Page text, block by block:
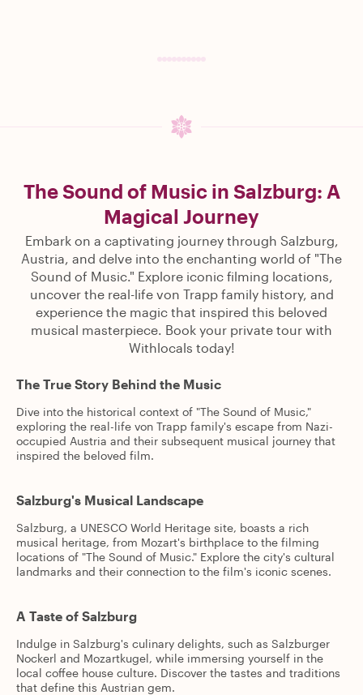
The Sound of Music in Salzburg: A
Magical Journey
Embark on a captivating journey through Salzburg,
Austria, and delve into the enchanting world of "The
Sound of Music." Explore iconic filming locations,
uncover the real-life von Trapp family history, and
experience the magic that inspired this beloved
musical masterpiece. Book your private tour with
Withlocals today!
The True Story Behind the Music
Dive into the historical context of "The Sound of Music,"
exploring the real-life von Trapp family's escape from Nazi-
occupied Austria and their subsequent musical journey that
inspired the beloved film.
Salzburg's Musical Landscape
Salzburg, a UNESCO World Heritage site, boasts a rich
musical heritage, from Mozart's birthplace to the filming
locations of "The Sound of Music." Explore the city's cultural
landmarks and their connection to the film's iconic scenes.
A Taste of Salzburg
Indulge in Salzburg's culinary delights, such as Salzburger
Nockerl and Mozartkugel, while immersing yourself in the
local coffee house culture. Discover the tastes and traditions
that define this Austrian gem.